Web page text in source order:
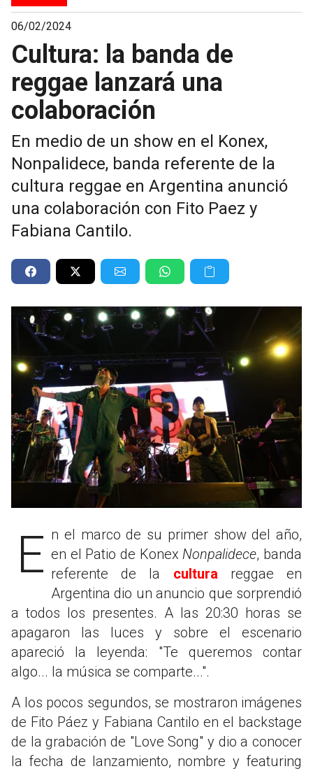
06/02/2024
Cultura: la banda de
reggae lanzará una
colaboración
En medio de un show en el Konex,
Nonpalidece, banda referente de la
cultura reggae en Argentina anunció
una colaboración con Fito Paez y
Fabiana Cantilo.
En el marco de su primer show del año, en el Patio de KonexNonpalidece, banda
referente de la cultura reggae en
Argentina dio un anuncio que sorprendió
a todos los presentes. A las 20:30 horas se
apagaron las luces y sobre el escenario
apareció la leyenda: "Te queremos contar
algo... la música se comparte...".
A los pocos segundos, se mostraron imágenes
de Fito Páez y Fabiana Cantilo en el backstage
de la grabación de "Love Song" y dio a conocer
la fecha de lanzamiento, nombre y featuring